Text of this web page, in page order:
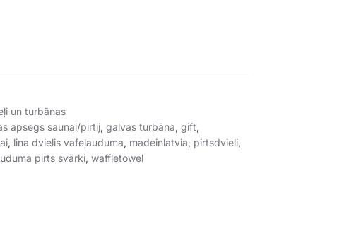
un turbānas
apsegs saunai/pirtij,galvas turbāna,gift,
, lina dvielis vafeļauduma, madeinlatvia, pirtsdvieli,
pirts svārki,waffletowel